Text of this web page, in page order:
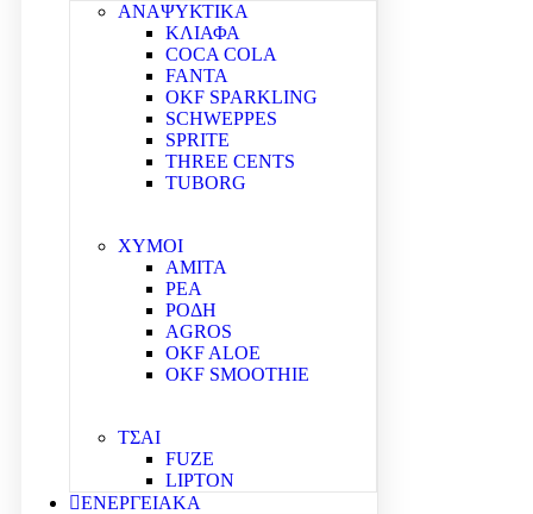
ΑΝΑΨΥΚΤΙΚΑ
ΚΛΙΑΦΑ
COCA COLA
FANTA
OKF SPARKLING
SCHWEPPES
SPRITE
THREE CENTS
TUBORG
ΧΥΜΟΙ
ΑΜΙΤΑ
ΡΕΑ
ΡΟΔΗ
AGROS
OKF ALOE
OKF SMOOTHIE
ΤΣΑΙ
FUZE
LIPTON
ΕΝΕΡΓΕΙΑΚΑ